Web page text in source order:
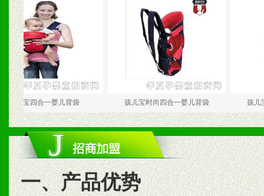
合一婴儿背袋 孩儿宝时尚四合一婴儿背袋 孩儿宝轻巧型
一、产品优势